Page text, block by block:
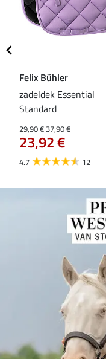
Felix Bühler
zadeldek Essential
Standard
29,90 €37,90 €
23,92 €
4.7 12